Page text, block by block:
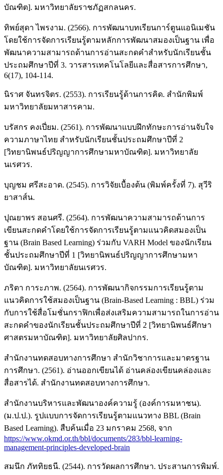
บัณฑิต]. มหาวิทยาลัยราชภัฏสกลนคร.
ทิพย์สุดา ไพรงาม. (2566). การพัฒนาบทเรียนการ์ตูนแอนิเมชัน
โดยใช้การจัดการเรียนรู้ตามหลักการพัฒนาสมองเป็นฐาน เพื่อ
พัฒนาความสามารถด้านการอ่านสะกดคำสำหรับนักเรียนชั้น
ประถมศึกษาปีที่ 3. วารสารเทคโนโลยีและสื่อสารการศึกษา,
6(17), 104-114.
นิราศ จันทรจิตร. (2553). การเรียนรู้ด้านการคิด. สำนักพิมพ์
มหาวิทยาลัยมหาสารคาม.
บรัสกร คงเปี่ยม. (2561). การพัฒนาแบบฝึกทักษะการอ่านจับใจ
ความภาษาไทย สำหรับนักเรียนชั้นประถมศึกษาปีที่ 2
[วิทยานิพนธ์ปริญญาการศึกษามหาบัณฑิต]. มหาวิทยาลัย
นเรศวร.
บุญชม ศรีสะอาด. (2545). การวิจัยเบื้องต้น (พิมพ์ครั้งที่ 7). สุวีริ
ยาสาส์น.
ปุณยาพร สอนศรี. (2564). การพัฒนาความสามารถด้านการ
เขียนสะกดคำโดยใช้การจัดการเรียนรู้ตามแนวคิดสมองเป็น
ฐาน (Brain Based Learning) ร่วมกับ VARH Model ของนักเรียน
ชั้นประถมศึกษาปีที่ 1 [วิทยานิพนธ์ปริญญาการศึกษามหา
บัณฑิต]. มหาวิทยาลัยนเรศวร.
ภริตา การะภาพ. (2564). การพัฒนากิจกรรมการเรียนรู้ตาม
แนวคิดการใช้สมองเป็นฐาน (Brain-Based Learning : BBL) ร่วม
กับการใช้สื่อโมชั่นกราฟิกเพื่อส่งเสริมความสามารถในการอ่าน
สะกดคำของนักเรียนชั้นประถมศึกษาปีที่ 2 [วิทยานิพนธ์ศึกษา
ศาสตรมหาบัณฑิต]. มหาวิทยาลัยศิลปากร.
สำนักงานทดสอบทางการศึกษา สำนักวิชาการและมาตรฐาน
การศึกษา. (2561). อ่านออกเขียนได้ อ่านคล่องเขียนคล่องและ
สื่อสารได้. สำนักงานทดสอบทางการศึกษา.
สำนักงานบริหารและพัฒนาองค์ความรู้ (องค์การมหาชน).
(ม.ป.ป.). รูปแบบการจัดการเรียนรู้ตามแนวทาง BBL (Brain
Based Learning). สืบค้นเมื่อ 23 มกราคม 2568, จาก
https://www.okmd.or.th/bbl/documents/283/bbl-learning-
management-principles-developed-brain
สมนึก ภัททิยธนี. (2544). การวัดผลการศึกษา. ประสานการพิมพ์.